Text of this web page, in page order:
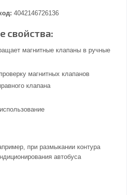
4042146726136
свойства:
магнитные клапаны в ручные
магнитных клапанов
клапана
при размыкании контура
автобуса